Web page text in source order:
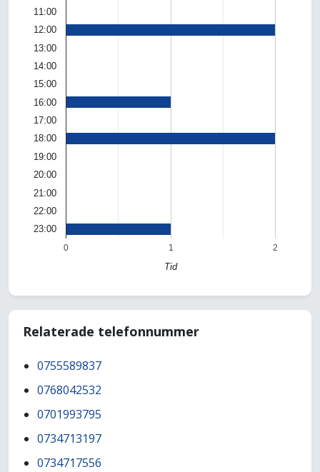
0 1 2
11:00
12:00
13:00
14:00
15:00
16:00
17:00
18:00
19:00
20:00
21:00
22:00
23:00
Tid
Relaterade telefonnummer
0755589837
0768042532
0701993795
0734713197
0734717556